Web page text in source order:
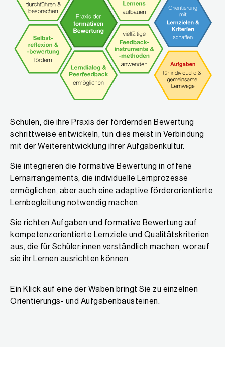
Schulen, die ihre Praxis der fördernden Bewertung
schrittweise entwickeln, tun dies meist in Verbindung
mit der Weiterentwicklung ihrer Aufgabenkultur.
Sie integrieren die formative Bewertung in offene
Lernarrangements, die individuelle Lernprozesse
ermöglichen, aber auch eine adaptive förderorientierte
Lernbegleitung notwendig machen.
Sie richten Aufgaben und formative Bewertung auf
kompetenzorientierte Lernziele und Qualitätskriterien
aus, die für Schüler:innen verständlich machen, worauf
sie ihr Lernen ausrichten können.
Ein Klick auf eine der Waben bringt Sie zu einzelnen
Orientierungs- und Aufgabenbausteinen.